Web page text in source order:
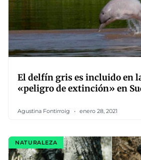
El delfín gris es incluido en
«peligro de extinción» en
Agustina Fontirroig enero 28, 2021
NATURALEZA